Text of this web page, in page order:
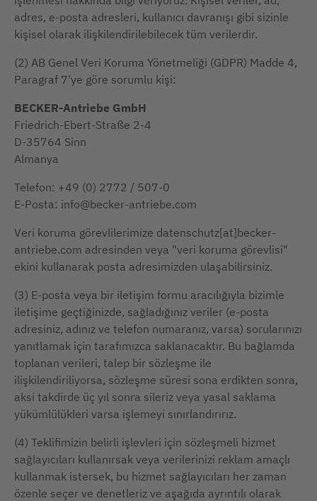
adres, e-posta adresleri, kullanıcı davranışı gibi sizinle
kişisel olarak ilişkilendirilebilecek tüm verilerdir.
(2) AB Genel Veri Koruma Yönetmeliği (GDPR) Madde 4,
Paragraf 7'ye göre sorumlu kişi:
BECKER-Antriebe GmbH
Friedrich-Ebert-Straße 2-4
D-35764 Sinn
Almanya
Telefon: +49 (0) 2772 / 507-0
E-Posta: info@becker-antriebe.com
Veri koruma görevlilerimize datenschutz[at]becker-
antriebe.com adresinden veya "veri koruma görevlisi"
ekini kullanarak posta adresimizden ulaşabilirsiniz.
(3) E-posta veya bir iletişim formu aracılığıyla bizimle
iletişime geçtiğinizde, sağladığınız veriler (e-posta
adresiniz, adınız ve telefon numaranız, varsa) sorularınızı
yanıtlamak için tarafımızca saklanacaktır. Bu bağlamda
toplanan verileri, talep bir sözleşme ile
ilişkilendiriliyorsa, sözleşme süresi sona erdikten sonra,
aksi takdirde üç yıl sonra sileriz veya yasal saklama
yükümlülükleri varsa işlemeyi sınırlandırırız.
(4) Teklifimizin belirli işlevleri için sözleşmeli hizmet
sağlayıcıları kullanırsak veya verilerinizi reklam amaçlı
kullanmak istersek, bu hizmet sağlayıcıları her zaman
özenle seçer ve denetleriz ve aşağıda ayrıntılı olarak